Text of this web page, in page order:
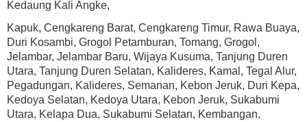
Kedaung Kali Angke,
Kapuk, Cengkareng Barat, Cengkareng Timur, Rawa Buaya,
Duri Kosambi, Grogol Petamburan, Tomang, Grogol,
Jelambar, Jelambar Baru, Wijaya Kusuma, Tanjung Duren
Utara, Tanjung Duren Selatan, Kalideres, Kamal, Tegal Alur,
Pegadungan, Kalideres, Semanan, Kebon Jeruk, Duri Kepa,
Kedoya Selatan, Kedoya Utara, Kebon Jeruk, Sukabumi
Utara, Kelapa Dua, Sukabumi Selatan, Kembangan,